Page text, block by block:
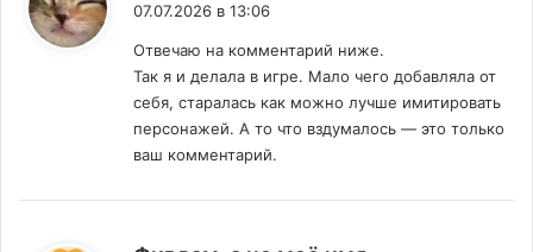
07.07.2026 в 13:06
Отвечаю на комментарий ниже.
Так я и делала в игре. Мало чего добавляла от
себя, старалась как можно лучше имитировать
персонажей. А то что вздумалось — это только
ваш комментарий.